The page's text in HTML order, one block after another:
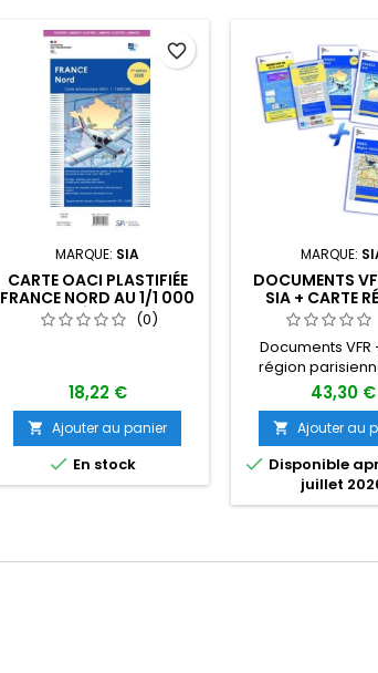
MARQUE: SIA
CARTE OACI PLASTIFIÉE
FRANCE NORD AU 1/1 000
000 ÉDITION 1
(0)
18,22 €
 Ajouter au panier
 En stock
favorite_border
MARQUE:
DOCUMENTS
SIA + CARTE
PARISIENNE 250
ÉDITION
Documents VFR
région
43,30 €
 Ajouter au
 Disponible
juillet